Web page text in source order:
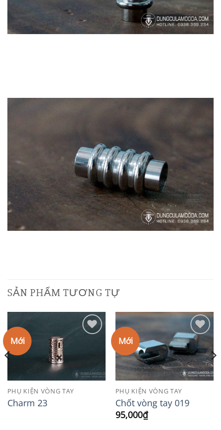
SẢN PHẨM TƯƠNG TỰ
Mới
PHỤ KIỆN VÒNG TAY
Charm 23
Mới
Add to
Wishlist
PHỤ KIỆN VÒNG TAY
Chốt vòng tay 019
95,000₫